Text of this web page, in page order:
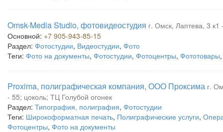
Omsk-Media Studio, фотовидеостудия г. Омск, Лаптева, 3
Основной: +7 905-943-85-15
Раздел: Фотостудии, Видеостудии, Фото
Теги: Фото на документы, Фотостудии, Фотоцентры, Фототовары
Proxima, полиграфическая компания, ООО Проксима г.
- 55; цоколь; ТЦ Голубой огонек
Раздел: Типография, полиграфия, Фотостудии
Теги: Широкоформатная печать, Полиграфические услуги,
Фотоцентры, Фото на документы